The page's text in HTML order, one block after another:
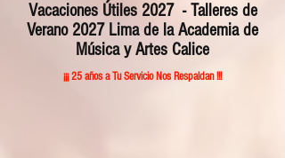
Vacaciones Útiles 2027 - Talleres de
Verano 2027 Lima de la Academia de
Música y Artes Calice
¡¡¡ 25 años a Tu Servicio Nos Respaldan !!!